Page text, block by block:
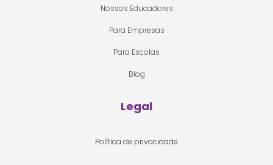
Nossos Educadores
Para Empresas
Para Escolas
Blog
Legal
Política de privacidade